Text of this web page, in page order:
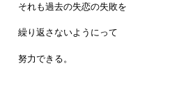
それも過去の失恋の失敗を
繰り返さないようにって
努力できる。